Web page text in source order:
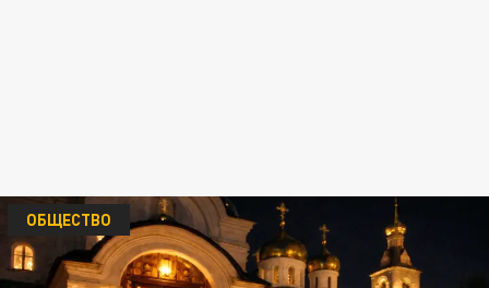
ОБЩЕСТВО